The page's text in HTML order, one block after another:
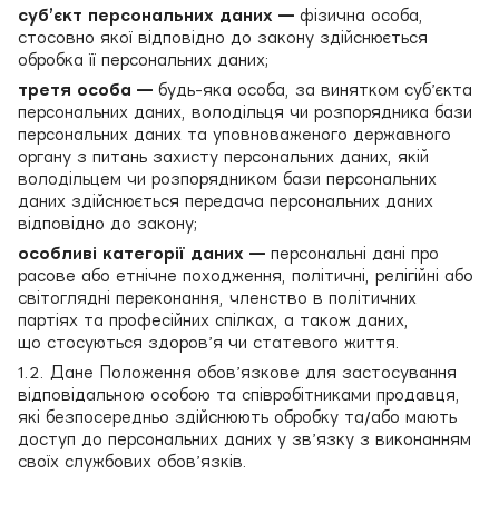
суб’єкт персональних даних — фізична особа,
стосовно якої відповідно до закону здійснюється
обробка її персональних даних;
третя особа — будь-яка особа, за винятком суб’єкта
персональних даних, володільця чи розпорядника бази
персональних даних та уповноваженого державного
органу з питань захисту персональних даних, якій
володільцем чи розпорядником бази персональних
даних здійснюється передача персональних даних
відповідно до закону;
особливі категорії даних — персональні дані про
расове або етнічне походження, політичні, релігійні або
світоглядні переконання, членство в політичних
партіях та професійних спілках, а також даних,
що стосуються здоров’я чи статевого життя.
1.2. Дане Положення обов’язкове для застосування
відповідальною особою та співробітниками продавця,
які безпосередньо здійснюють обробку та/або мають
доступ до персональних даних у зв’язку з виконанням
своїх службових обов’язків.